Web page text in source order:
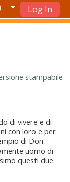
Log In
stampabile
di vivere e di
con loro e per
di Don
uomo di
questi due